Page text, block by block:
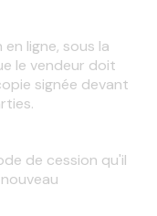
ligne, sous la
le vendeur doit
signée devant
de cession qu'il